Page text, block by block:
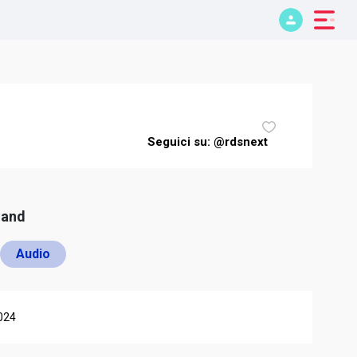
Seguici su: @rdsnext
Audio